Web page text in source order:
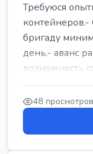
Требуюся
бригаду
день.- аванс
возможность
48 просмотров